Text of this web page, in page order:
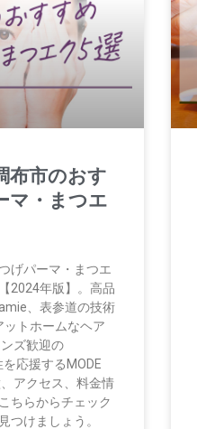
布市のおす
マ・まつエ
げパーマ・まつエ
2024年版】。高品
、表参道の技術
トホームなヘア
ズ歓迎の
応援するMODE
アクセス、料金情
ちらからチェック
つけましょう。